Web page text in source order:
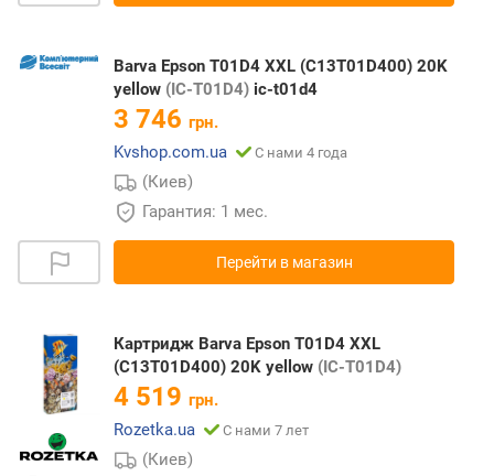
Barva Epson T01D4 XXL (C13T01D400) 20K
yellow (IC-T01D4) ic-t01d4
3 746 грн.
Kvshop.com.ua
С нами 4 года
(Киев)
Гарантия: 1 мес.
Перейти в магазин
Картридж Barva Epson T01D4 XXL
(C13T01D400) 20K yellow (IC-T01D4)
4 519 грн.
Rozetka.ua
С нами 7 лет
(Киев)